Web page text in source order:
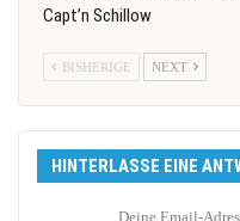
Capt’n Schillow
BISHERIGE NEXT
HINTERLASSE EINE
Deine Email-